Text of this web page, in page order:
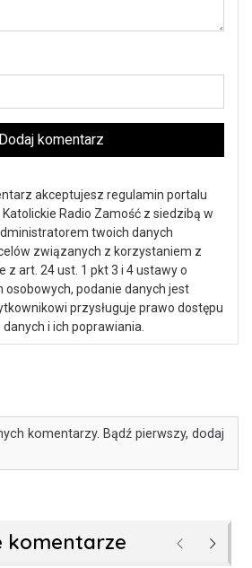
Dodaj komentarz
akceptujesz regulamin portalu
Radio Zamość z siedzibą w
twoich danych
związanych z korzystaniem z
z art. 24 ust. 1 pkt 3 i 4 ustawy o
osobowych, podanie danych jest
przysługuje prawo dostępu
i ich poprawiania.
komentarzy. Bądź pierwszy, dodaj
komentarze Poprzednie